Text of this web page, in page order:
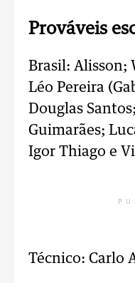
Prováveis
Brasil: Alisson;
Léo Pereira
Douglas
Guimarães;
Igor Thiago e
Técnico: Carlo